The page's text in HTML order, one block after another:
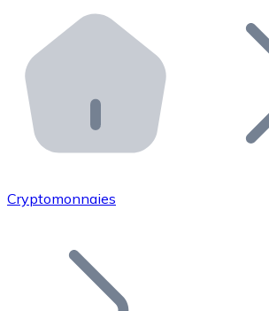
Distributeurs automatiques Bitnovo
Intégrez un ATM Bitnovo dans
API Bitnovo
Intégrez notre API dans votre
Rejoignez notre réseau de
Ajoutez le token de votre projet à
Cryptomonnaies